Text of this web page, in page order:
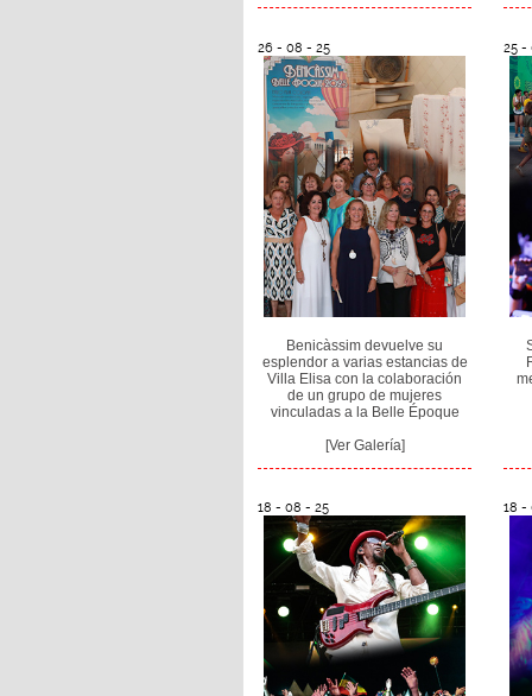
26 - 08 - 25
Benicàssim devuelve su
esplendor a varias estancias de
Villa Elisa con la colaboración
de un grupo de mujeres
vinculadas a la Belle Époque
[Ver Galería]
25 -
18 - 08 - 25 18 -